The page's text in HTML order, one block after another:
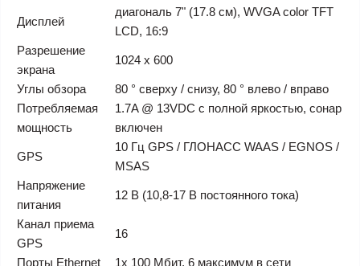
Дисплей
диагональ 7" (17.8 см), WVGA color TFT
LCD, 16:9
Разрешение
экрана
1024 x 600
Углы обзора
80 ° сверху / снизу, 80 ° влево / вправо
Потребляемая
мощность
1.7A @ 13VDC с полной яркостью, сонар
включен
GPS
10 Гц GPS / ГЛОНАСС WAAS / EGNOS /
MSAS
Напряжение
питания
12 В (10,8-17 В постоянного тока)
Канал приема
GPS
16
Порты Ethernet
1x 100 Мбит, 6 максимум в сети